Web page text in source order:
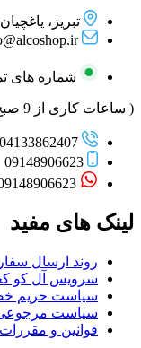
تبریز،
شماره های
( ساعات کاری از 9 صبح الی 18 )
04133862407
09148906623
لینک های مفید
روند ارسال
سرویس آل کو
سیاست حریم
سیاست
قوانین و مقررات